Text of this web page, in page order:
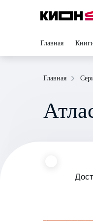
Главная
Главная